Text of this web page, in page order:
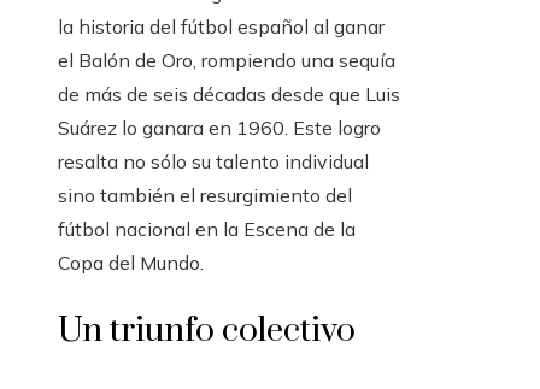
la historia del fútbol español al ganar
el Balón de Oro, rompiendo una sequía
de más de seis décadas desde que Luis
Suárez lo ganara en 1960. Este logro
resalta no sólo su talento individual
sino también el resurgimiento del
fútbol nacional en la Escena de la
Copa del Mundo.
Un triunfo colectivo